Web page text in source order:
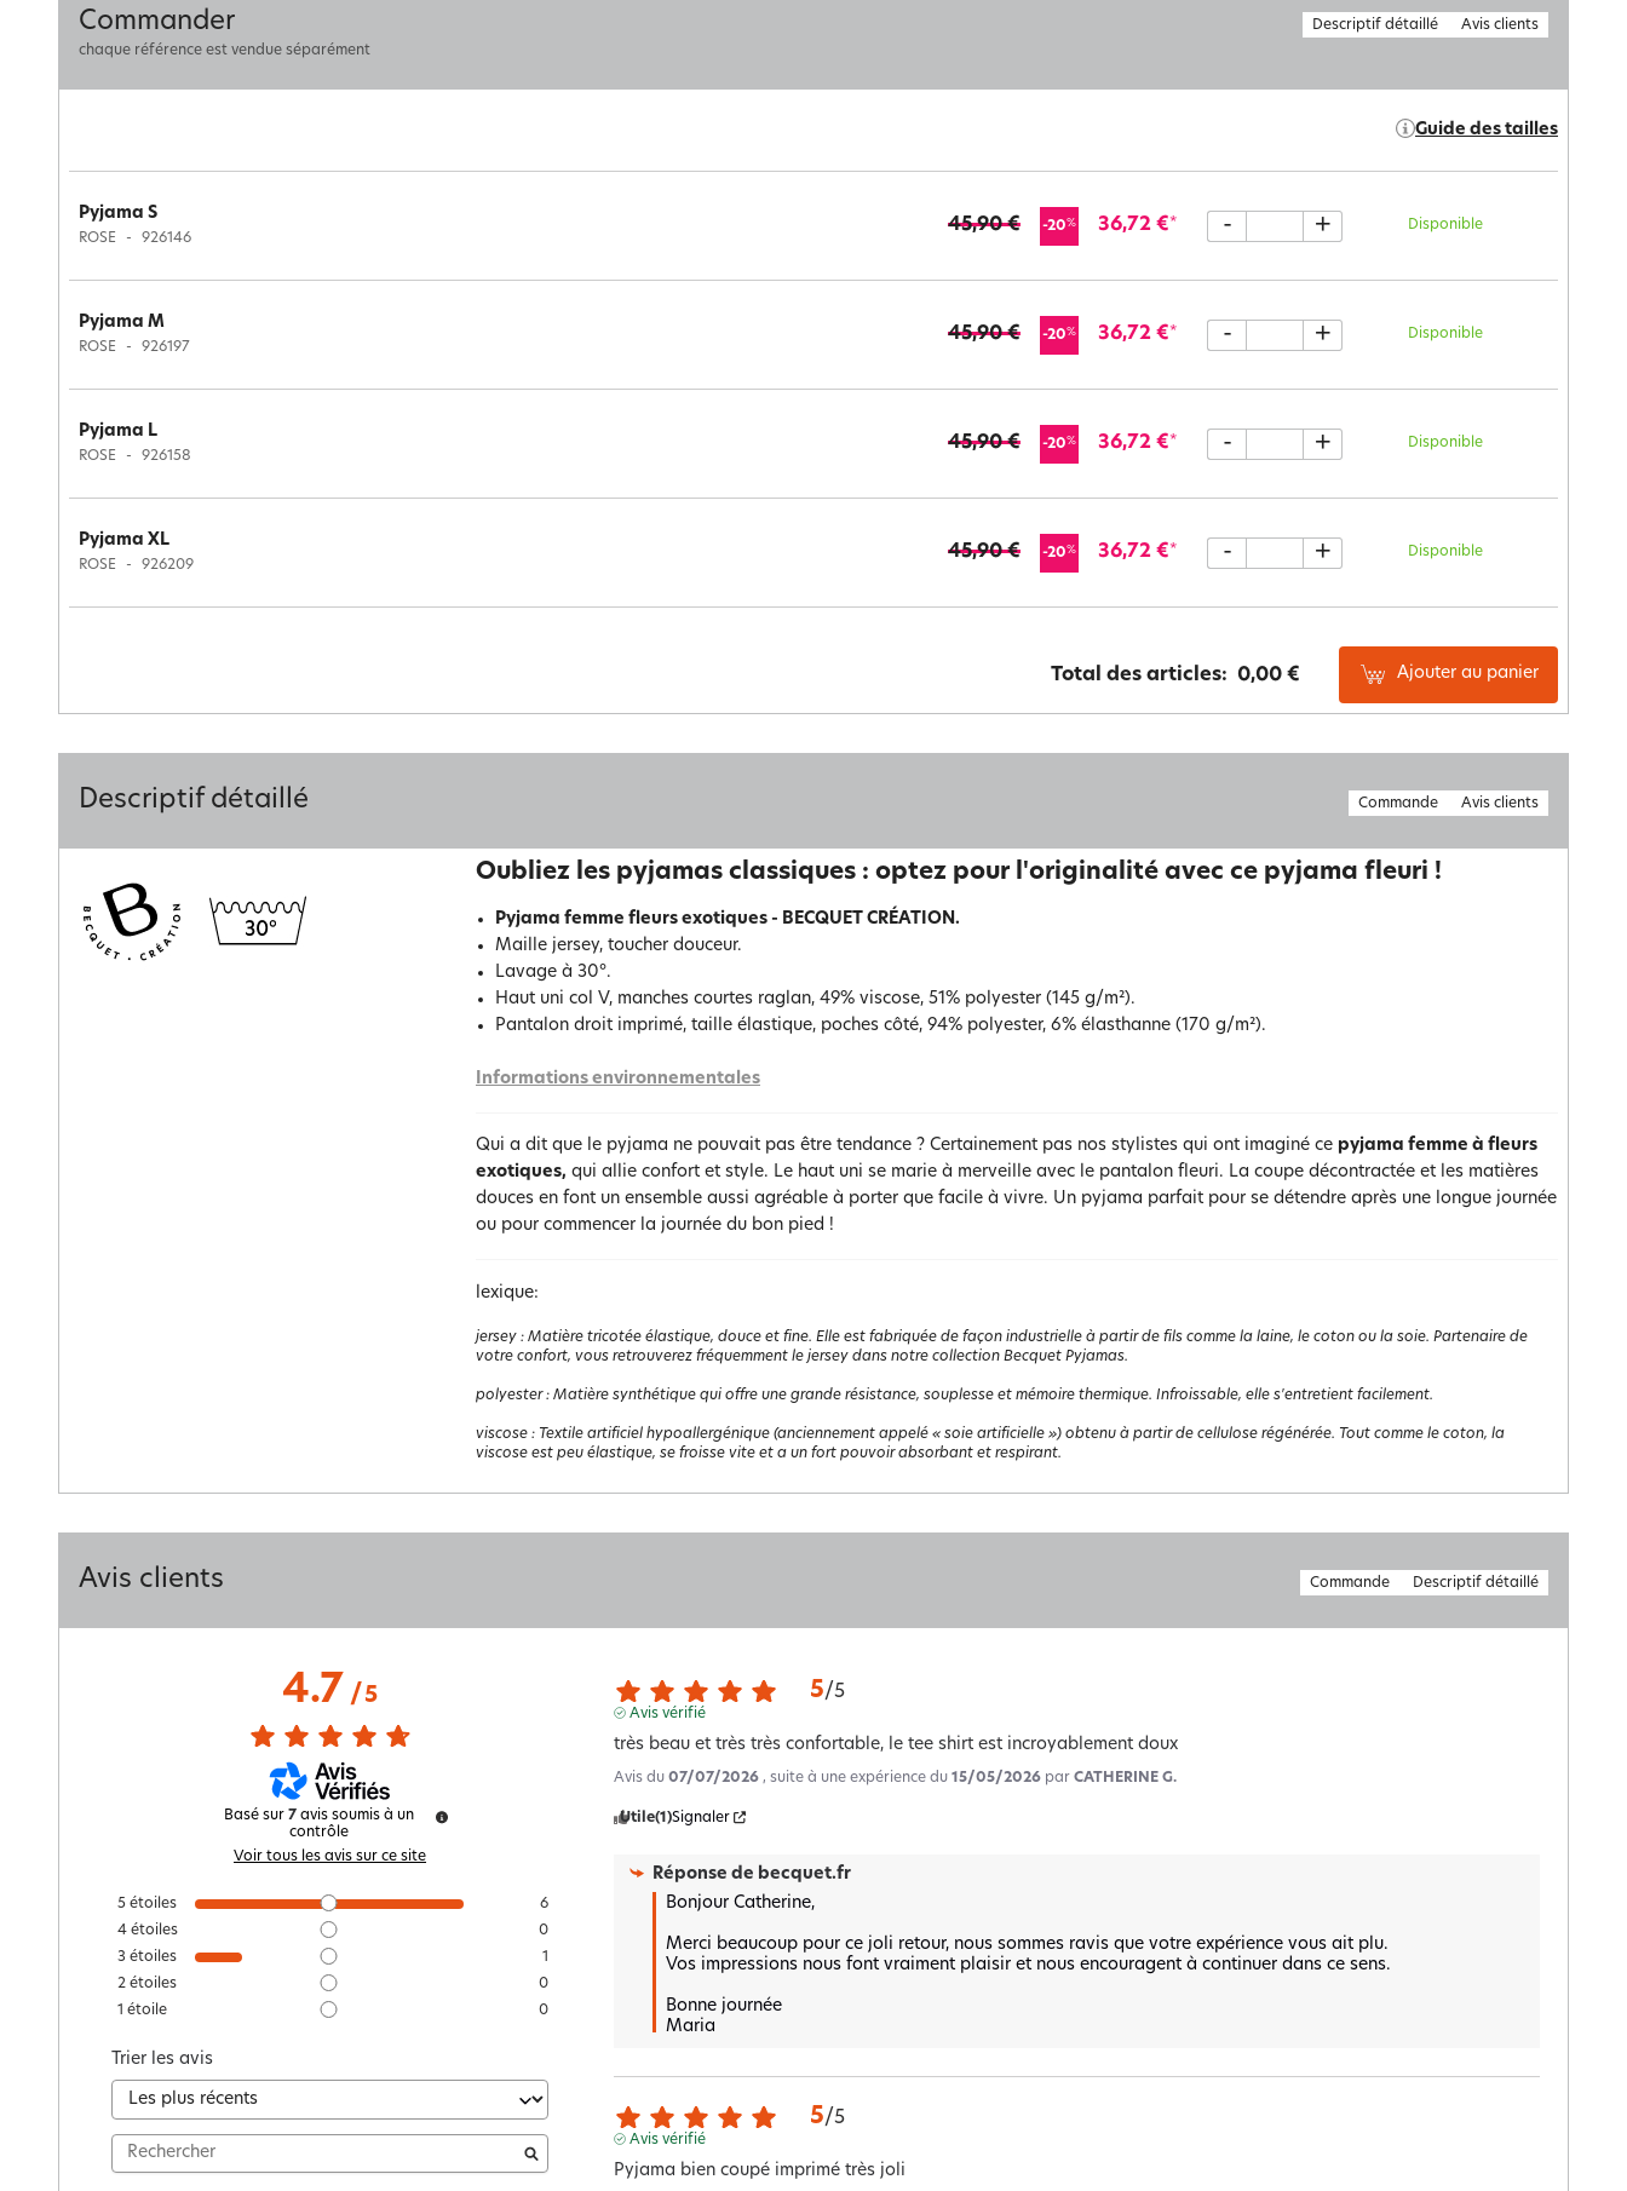
Commander
chaque référence est vendue séparément
Descriptif détaillé Avis clients
Guide des tailles
Pyjama S
ROSE 926146
45,90 € -20% 36,72 €* Disponible
- +
Pyjama M
ROSE 926197
45,90 € -20% 36,72 €* Disponible
- +
Pyjama L
ROSE 926158
45,90 € -20% 36,72 €* Disponible
- +
Pyjama XL
ROSE 926209
45,90 € -20% 36,72 €* Disponible
- +
Total des articles: 0,00 € Ajouter au panier
Descriptif détaillé Commande Avis clients
Oubliez les pyjamas classiques : optez pour l'originalité avec ce pyjama fleuri !
Pyjama femme fleurs exotiques - BECQUET CRÉATION.
Maille jersey, toucher douceur.
Lavage à 30°.
Haut uni col V, manches courtes raglan, 49% viscose, 51% polyester (145 g/m²).
Pantalon droit imprimé, taille élastique, poches côté, 94% polyester, 6% élasthanne (170 g/m²).
Informations environnementales
Qui a dit que le pyjama ne pouvait pas être tendance ? Certainement pas nos stylistes qui ont imaginé ce pyjama femme à fleurs
exotiques, qui allie confort et style. Le haut uni se marie à merveille avec le pantalon fleuri. La coupe décontractée et les matières
douces en font un ensemble aussi agréable à porter que facile à vivre. Un pyjama parfait pour se détendre après une longue journée
ou pour commencer la journée du bon pied !
lexique:
jersey : Matière tricotée élastique, douce et fine. Elle est fabriquée de façon industrielle à partir de fils comme la laine, le coton ou la soie. Partenaire de
votre confort, vous retrouverez fréquemment le jersey dans notre collection Becquet Pyjamas.
polyester: Matière synthétique qui offre une grande résistance, souplesse et mémoire thermique. Infroissable, elle s'entretient facilement.
viscose : Textile artificiel hypoallergénique (anciennement appelé « soie artificielle ») obtenu à partir de cellulose régénérée. Tout comme le coton, la
viscose est peu élastique, se froisse vite et a un fort pouvoir absorbant et respirant.
Avis clients Commande Descriptif détaillé
4.7/ 5
Basé sur7 avis soumis à un
contrôle
Voir tous les avis sur ce site
5 étoiles
6
4 étoiles
0
3 étoiles
1
2 étoiles
0
1 étoile 0
Trier les avis
5/5
Avis vérifié
très beau et très très confortable, le tee shirt est incroyablement doux
Avis du07/07/2026 , suite à une expérience du15/05/2026 parCATHERINE G.
Utile(1)Signaler
Réponse de becquet.fr
Bonjour Catherine,
Merci beaucoup pour ce joli retour, nous sommes ravis que votre expérience vous ait plu.
Vos impressions nous font vraiment plaisir et nous encouragent à continuer dans ce sens.
Bonne journée
Maria
5/5
Avis vérifié
Pyjama bien coupé imprimé très joli